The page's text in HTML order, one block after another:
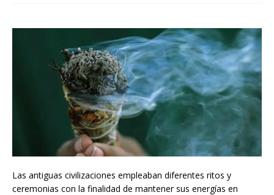
Las antiguas civilizaciones empleaban diferentes ritos y
ceremonias con la finalidad de mantener sus energías en